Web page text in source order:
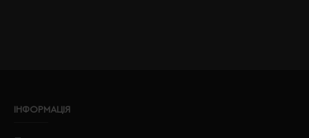
ІНФОРМАЦІЯ